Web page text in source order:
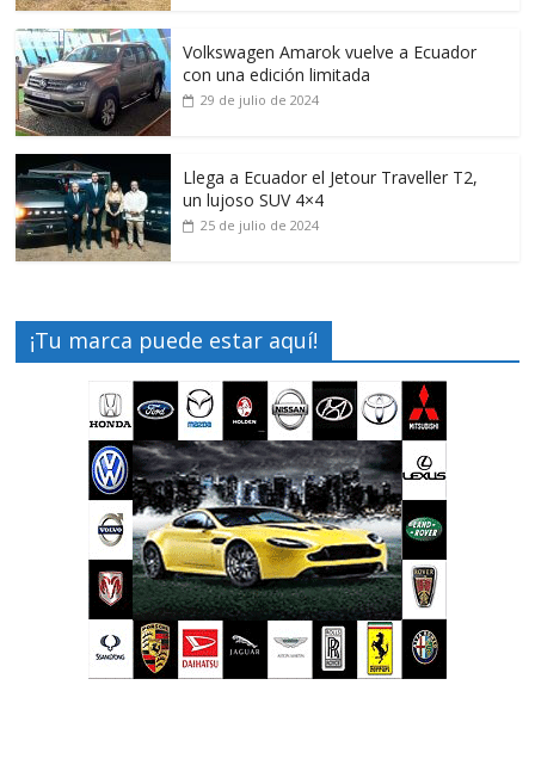
Volkswagen Amarok vuelve a Ecuador
con una edición limitada
29 de julio de 2024
Llega a Ecuador el Jetour Traveller T2,
un lujoso SUV 4×4
25 de julio de 2024
¡Tu marca puede estar aquí!